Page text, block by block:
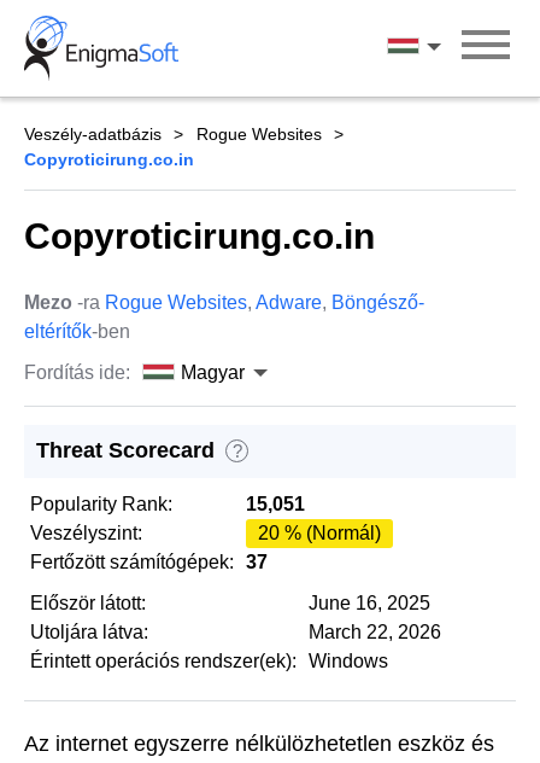
Skip
content
Magyar
Veszély-adatbázis
Rogue Websites
Copyroticirung.co.in
Copyroticirung.co.in
Mezo -ra Rogue Websites, Adware, Böngésző-
eltérítők-ben
Fordítás ide:
Magyar
Threat Scorecard ?
Popularity Rank:
15,051
Veszélyszint:
20 % (Normál)
Fertőzött számítógépek:
37
Először látott:
June 16, 2025
Utoljára látva:
March 22, 2026
Érintett operációs rendszer(ek):
Windows
Az internet egyszerre nélkülözhetetlen eszköz és